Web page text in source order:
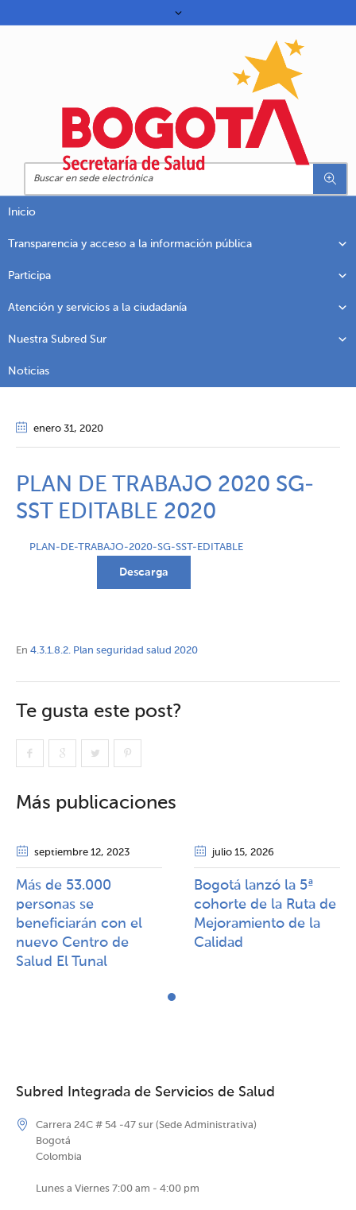
Inicio
Transparencia y acceso a la información pública
Participa
Atención y servicios a la ciudadanía
Nuestra Subred Sur
Noticias
enero 31, 2020
PLAN DE TRABAJO 2020 SG-
SST EDITABLE 2020
PLAN-DE-TRABAJO-2020-SG-SST-EDITABLE
Descarga
En 4.3.1.8.2. Plan seguridad salud 2020
Te gusta este post?
Más publicaciones
septiembre 12, 2023
Más de 53.000
personas se
beneficiarán con el
nuevo Centro de
Salud El Tunal
julio 15, 2026
Bogotá lanzó la 5ª
cohorte de la Ruta de
Mejoramiento de la
Calidad​​
Subred Integrada de Servicios de Salud
Carrera 24C # 54 -47 sur (Sede Administrativa)
Bogotá
Colombia
Lunes a Viernes 7:00 am - 4:00 pm